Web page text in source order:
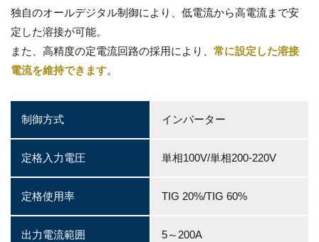
独自のオールデジタル制御により、低電流から高電流まで安
定した溶接が可能。
また、高精度の定電流回路の採用により、 常に設定した溶接
電流を維持できます。
制御方式 インバーター
定格入力電圧 単相100V/単相200-220V
定格使用率 TIG 20%/TIG 60%
出力電流範囲 5～200A